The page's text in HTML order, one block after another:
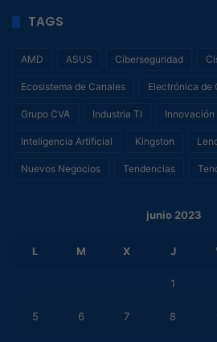
TAGS
AMD ASUS Ciberseguridad
Ecosistema de Canales Electrónica de
Grupo CVA Industria TI Innovación
Inteligencia Artificial Kingston
Nuevos Negocios Tendencias
junio 2023
L M X J
1
5 6 7 8